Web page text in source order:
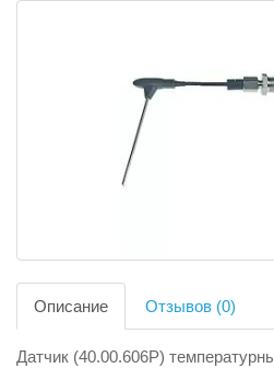
Описание Отзывов (0)
Датчик (40.00.606P)